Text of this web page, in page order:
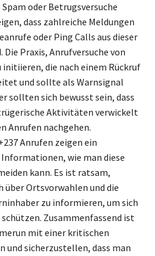
oder Betrugsversuche
dass zahlreiche Meldungen
oder Ping Calls aus dieser
Praxis, Anrufversuche von
die nach einem Rückruf
und sollte als Warnsignal
sollten sich bewusst sein, dass
Aktivitäten verwickelt
Anrufen nachgehen.
Anrufen zeigen ein
wie man diese
kann. Es ist ratsam,
über Ortsvorwahlen und die
zu informieren, um sich
Zusammenfassend ist
mit einer kritischen
und sicherzustellen, dass man